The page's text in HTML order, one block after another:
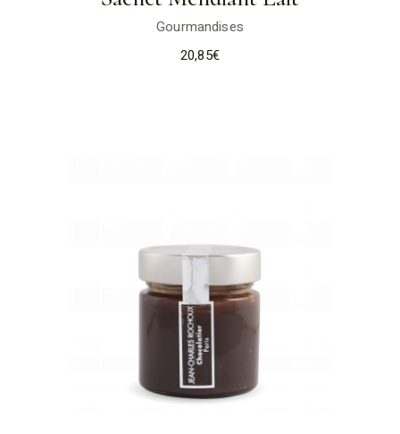
Gourmandises
20,85€